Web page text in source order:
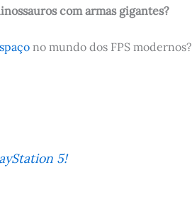
com armas gigantes?
no mundo dos FPS modernos?
5!